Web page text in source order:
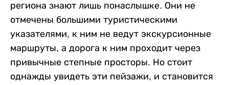
региона знают лишь понаслышке. Они не
отмечены большими туристическими
указателями, к ним не ведут экскурсионные
маршруты, а дорога к ним проходит через
привычные степные просторы. Но стоит
однажды увидеть эти пейзажи, и становится